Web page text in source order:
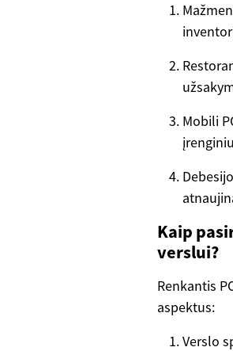
Mobili
Kaip
verslui?
Renkantis
aspektus:
Verslo